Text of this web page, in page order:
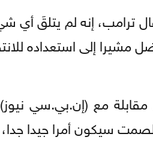
ترامب، إنه لم يتلقَ أي
إلى استعداده
مع (إن.بي.سي نيوز)
سيكون أمرا جيدا